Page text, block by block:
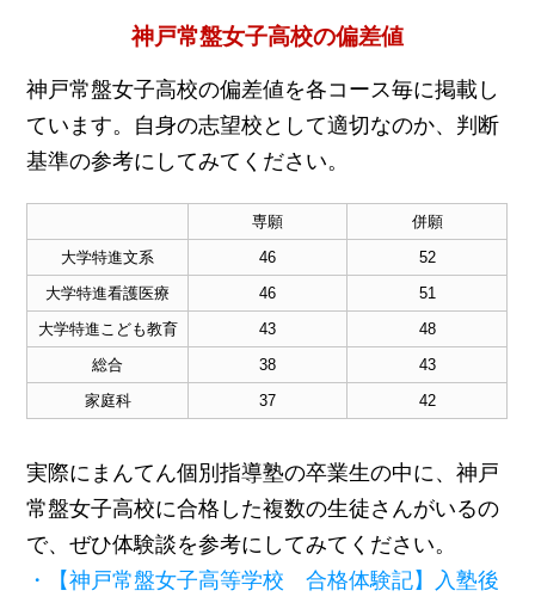
神戸常盤女子高校の偏差値
神戸常盤女子高校の偏差値を各コース毎に掲載し
ています。自身の志望校として適切なのか、判断
基準の参考にしてみてください。
専願
併願
大学特進文系
46
52
大学特進看護医療
46
51
大学特進こども教育
43
48
総合
38
43
家庭科
37 42
実際にまんてん個別指導塾の卒業生の中に、神戸
常盤女子高校に合格した複数の生徒さんがいるの
で、ぜひ体験談を参考にしてみてください。
・【神戸常盤女子高等学校 合格体験記】入塾後